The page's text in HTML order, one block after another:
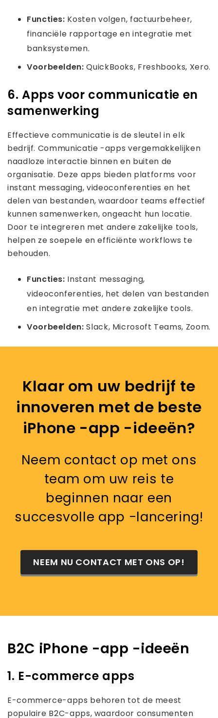
Functies: Kosten volgen, factuurbeheer,
financiële rapportage en integratie met
banksystemen.
Voorbeelden:QuickBooks, Freshbooks, Xero.
6. Apps voor communicatie en
samenwerking
Effectieve communicatie is de sleutel in elk
bedrijf. Communicatie -apps vergemakkelijken
naadloze interactie binnen en buiten de
organisatie. Deze apps bieden platforms voor
instant messaging, videoconferenties en het
delen van bestanden, waardoor teams effectief
kunnen samenwerken, ongeacht hun locatie.
Door te integreren met andere zakelijke tools,
helpen ze soepele en efficiënte workflows te
behouden.
Functies: Instant messaging,
videoconferenties, het delen van bestanden
en integratie met andere zakelijke tools.
Voorbeelden:Slack, Microsoft Teams, Zoom.
Klaar om uw bedrijf te
innoveren met de beste
iPhone -app -ideeën?
Neem contact op met ons
team om uw reis te
beginnen naar een
succesvolle app -lancering!
NEEM NU CONTACT MET ONS OP!
B2C iPhone -app -ideeën
1. E-commerce apps
E-commerce-apps behoren tot de meest
populaire B2C-apps, waardoor consumenten